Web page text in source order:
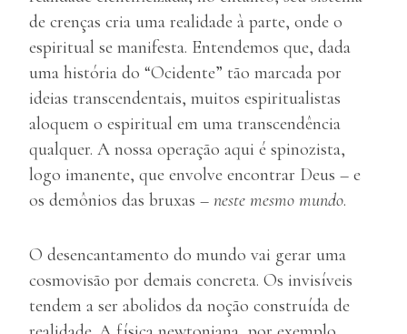
de crenças cria uma realidade à parte, onde o
espiritual se manifesta. Entendemos que, dada
uma história do “Ocidente” tão marcada por
ideias transcendentais, muitos espiritualistas
aloquem o espiritual em uma transcendência
qualquer. A nossa operação aqui é spinozista,
logo imanente, que envolve encontrar Deus – e
os demônios das bruxas – neste mesmo mundo.
O desencantamento do mundo vai gerar uma
cosmovisão por demais concreta. Os invisíveis
tendem a ser abolidos da noção construída de